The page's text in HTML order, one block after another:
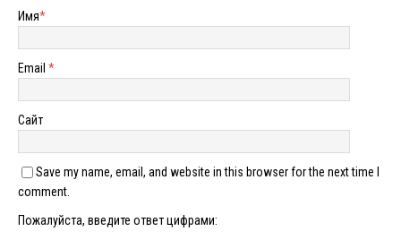
Имя*
Email *
Сайт
Save my name, email, and website in this browser for the next time I
comment.
Пожалуйста, введите ответ цифрами: